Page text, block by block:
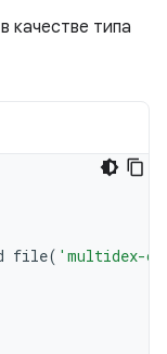
качестве типа
file( 'multidex-